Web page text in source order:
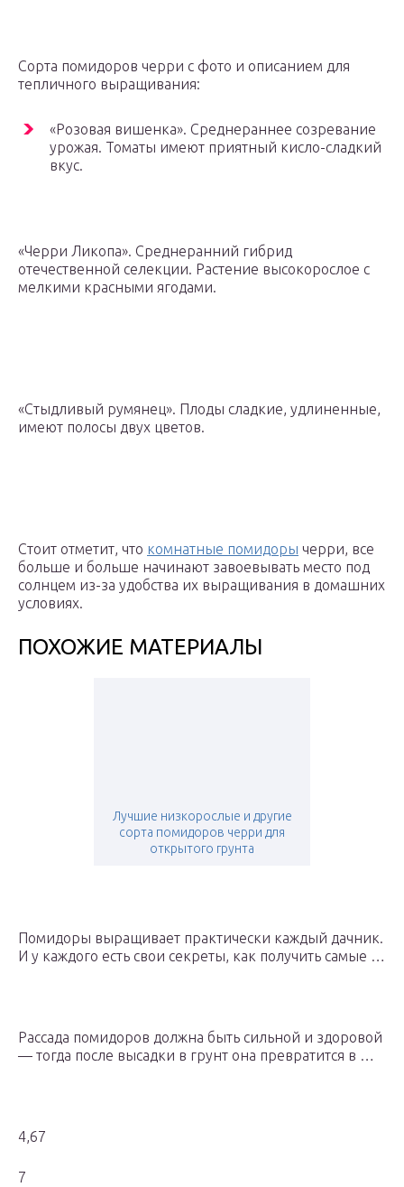
Сорта помидоров черри с фото и описанием для
тепличного выращивания:
«Розовая вишенка». Среднераннее созревание
урожая. Томаты имеют приятный кисло-сладкий
вкус.
«Черри Ликопа». Среднеранний гибрид
отечественной селекции. Растение высокорослое с
мелкими красными ягодами.
«Стыдливый румянец». Плоды сладкие, удлиненные,
имеют полосы двух цветов.
Стоит отметит, что комнатные помидоры черри, все
больше и больше начинают завоевывать место под
солнцем из-за удобства их выращивания в домашних
условиях.
ПОХОЖИЕ МАТЕРИАЛЫ
Лучшие низкорослые и другие
сорта помидоров черри для
открытого грунта
Помидоры выращивает практически каждый дачник.
И у каждого есть свои секреты, как получить самые …
Рассада помидоров должна быть сильной и здоровой
— тогда после высадки в грунт она превратится в …
4,67
7